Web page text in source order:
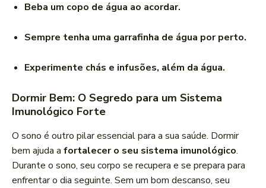
Beba um copo de água ao acordar.
Sempre tenha uma garrafinha de água por perto.
Experimente chás e infusões, além da água.
Dormir Bem: O Segredo para um Sistema
Imunológico Forte
O sono é outro pilar essencial para a sua saúde. Dormir
bem ajuda a fortalecer o seu sistema imunológico.
Durante o sono, seu corpo se recupera e se prepara para
enfrentar o dia seguinte. Sem um bom descanso, seu